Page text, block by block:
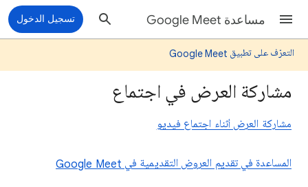
مساعدة Google Meet تسجيل الدخول
التعرّف على تطبيق Google Meet
مشاركة العرض في اجتماع
مشاركة العرض أثناء اجتماع فيديو
المساعدة في تقديم العروض التقديمية في Google Meet